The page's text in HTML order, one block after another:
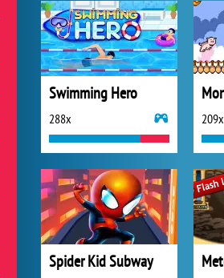
Swimming Hero
288x 209x
Spider Kid Subway